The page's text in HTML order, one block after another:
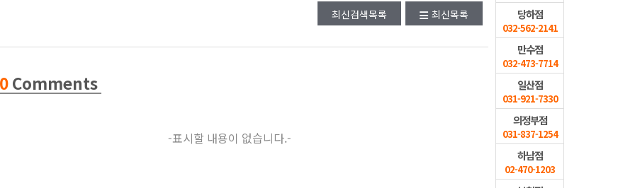
당하점
032-562-2141
만수점
032-473-7714
일산점
031-921-7330
의정부점
031-837-1254
하남점
02-470-1203
최신검색목록 최신목록
0Comments
-표시할 내용이 없습니다.-